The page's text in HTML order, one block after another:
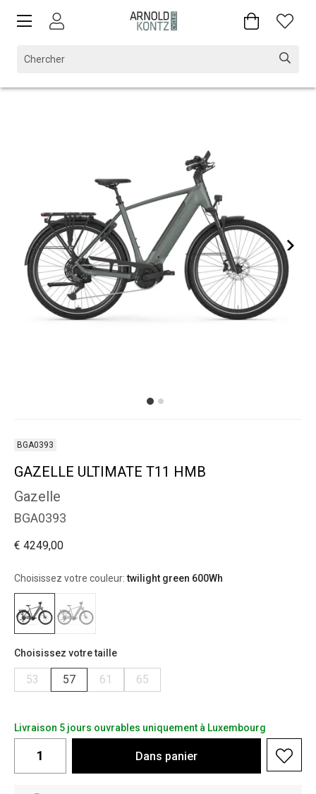
BGA0393
GAZELLE ULTIMATE T11 HMB
Gazelle
BGA0393
€ 4249,00
Choisissez votre couleur:twilight green 600Wh
Choisissez votre taille
53 57 61 65
Livraison 5 jours ouvrables uniquement à Luxembourg
Dans panier